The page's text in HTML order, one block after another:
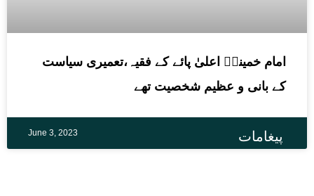
پیغامات
امام خمینیؒ اعلیٰ پائے کے فقیہ،تعمیری سیاست
کے بانی و عظیم شخصیت تھے
June 3, 2023